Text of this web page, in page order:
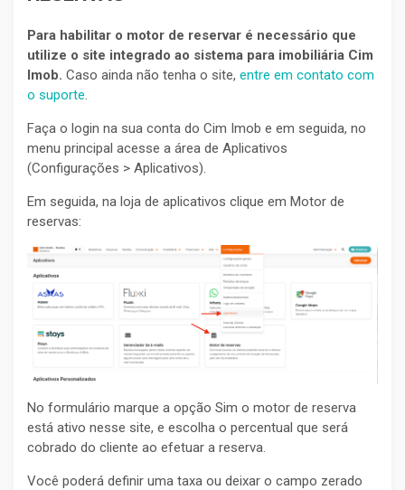
Para habilitar o motor de reservar é necessário que
utilize o site integrado ao sistema para imobiliária Cim
Imob. Caso ainda não tenha o site, entre em contato com
o suporte.
Faça o login na sua conta do Cim Imob e em seguida, no
menu principal acesse a área de Aplicativos
(Configurações > Aplicativos).
Em seguida, na loja de aplicativos clique em Motor de
reservas:
No formulário marque a opção Sim o motor de reserva
está ativo nesse site, e escolha o percentual que será
cobrado do cliente ao efetuar a reserva.
Você poderá definir uma taxa ou deixar o campo zerado